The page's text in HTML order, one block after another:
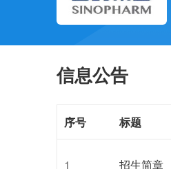
信息公告
序号 标题
1 招生简章